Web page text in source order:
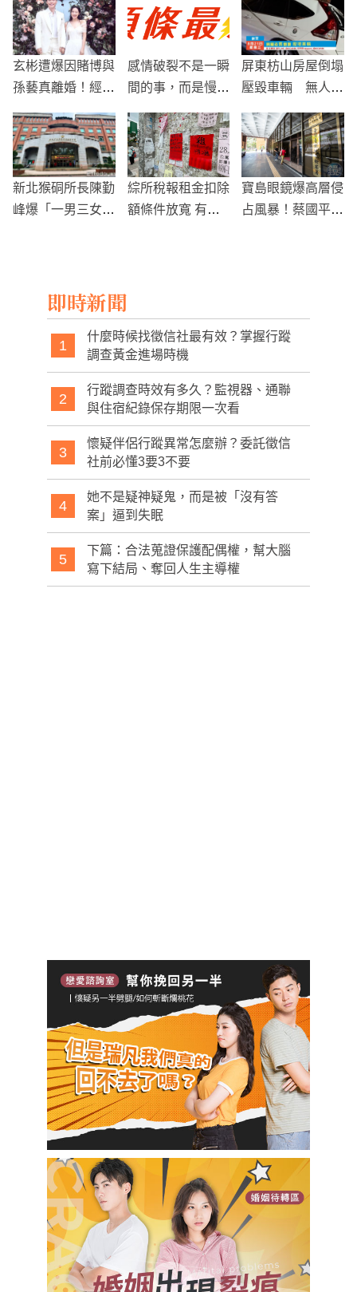
玄彬遭爆因賭博與
孫藝真離婚！經紀
底
感情破裂不是一瞬
間的事，而是慢慢
那一天開始嗎?
屏東枋山房屋倒塌
壓毀車輛 無人傷
新北猴硐所長陳勤
峰爆「一男三女」
綜所稅報租金扣除
額條件放寬 有殼
寶島眼鏡爆高層侵
占風暴！蔡國平5
即時新聞
1
什麼時候找徵信社最有效？掌握行蹤
調查黃金進場時機
2
行蹤調查時效有多久？監視器、通聯
與住宿紀錄保存期限一次看
3
懷疑伴侶行蹤異常怎麼辦？委託徵信
社前必懂3要3不要
4
她不是疑神疑鬼，而是被「沒有答
案」逼到失眠
5
下篇：合法蒐證保護配偶權，幫大腦
寫下結局、奪回人生主導權